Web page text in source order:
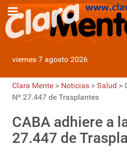
viernes 7 agosto 2026
Clara Mente > Noticias > Salud >
Nº 27.447 de Trasplantes
CABA adhiere a
27.447 de